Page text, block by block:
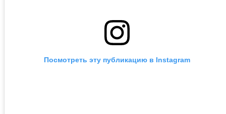
Посмотреть эту публикацию в Instagram